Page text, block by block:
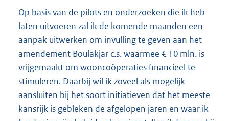
Op basis van de pilots en onderzoeken die ik heb
laten uitvoeren zal ik de komende maanden een
aanpak uitwerken om invulling te geven aan het
amendement Boulakjar c.s. waarmee € 10 mln. is
vrijgemaakt om wooncoöperaties financieel te
stimuleren. Daarbij wil ik zoveel als mogelijk
aansluiten bij het soort initiatieven dat het meeste
kansrijk is gebleken de afgelopen jaren en waar ik